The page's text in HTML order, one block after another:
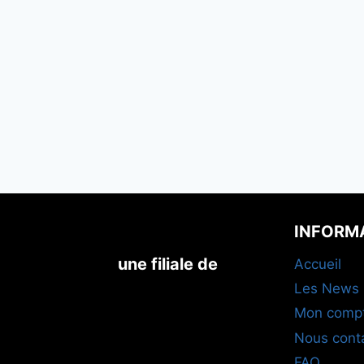
une filiale de
Accueil
Les News
Mon
Nous